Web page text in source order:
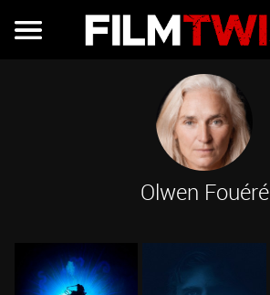
Olwen Fouéré